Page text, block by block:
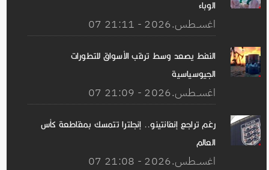
الوباء
07 اغســطس.2026 - 21:11
النفط يصعد وسط ترقب الأسواق للتطورات
الجيوسياسية
07 اغســطس.2026 - 21:09
رغم تراجع إنفانتينو.. إنجلترا تتمسك بمقاطعة كأس
العالم
07 اغســطس.2026 - 21:08